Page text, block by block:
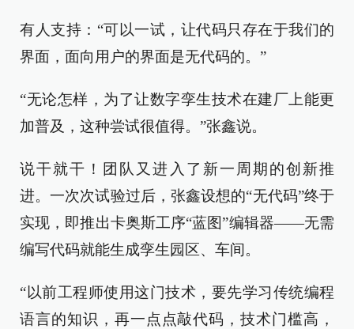
有人支持：“可以一试，让代码只存在于我们的
界面，面向用户的界面是无代码的。”
“无论怎样，为了让数字孪生技术在建厂上能更
加普及，这种尝试很值得。”张鑫说。
说干就干！团队又进入了新一周期的创新推
进。一次次试验过后，张鑫设想的“无代码”终于
实现，即推出卡奥斯工序“蓝图”编辑器——无需
编写代码就能生成孪生园区、车间。
“以前工程师使用这门技术，要先学习传统编程
语言的知识，再一点点敲代码，技术门槛高，